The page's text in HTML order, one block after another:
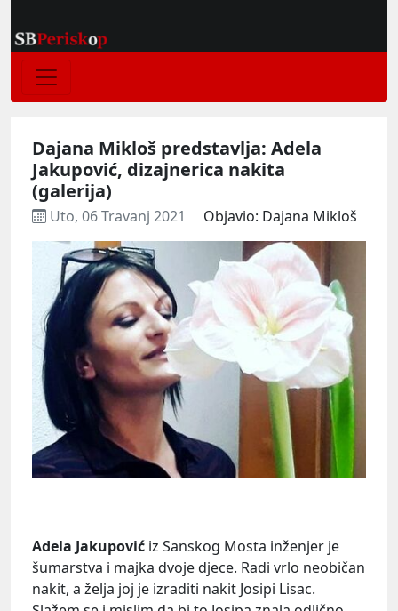
Dajana Mikloš predstavlja: Adela
Jakupović, dizajnerica nakita
(galerija)
Uto, 06 Travanj 2021 Objavio: Dajana Mikloš
Adela Jakupović iz Sanskog Mosta inženjer je
šumarstva i majka dvoje djece. Radi vrlo neobičan
nakit, a želja joj je izraditi nakit Josipi Lisac.